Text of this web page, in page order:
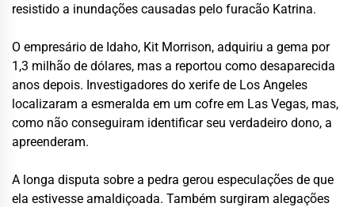
resistido a inundações causadas pelo furacão Katrina.
O empresário de Idaho, Kit Morrison, adquiriu a gema por
1,3 milhão de dólares, mas a reportou como desaparecida
anos depois. Investigadores do xerife de Los Angeles
localizaram a esmeralda em um cofre em Las Vegas, mas,
como não conseguiram identificar seu verdadeiro dono, a
apreenderam.
A longa disputa sobre a pedra gerou especulações de que
ela estivesse amaldiçoada. Também surgiram alegações